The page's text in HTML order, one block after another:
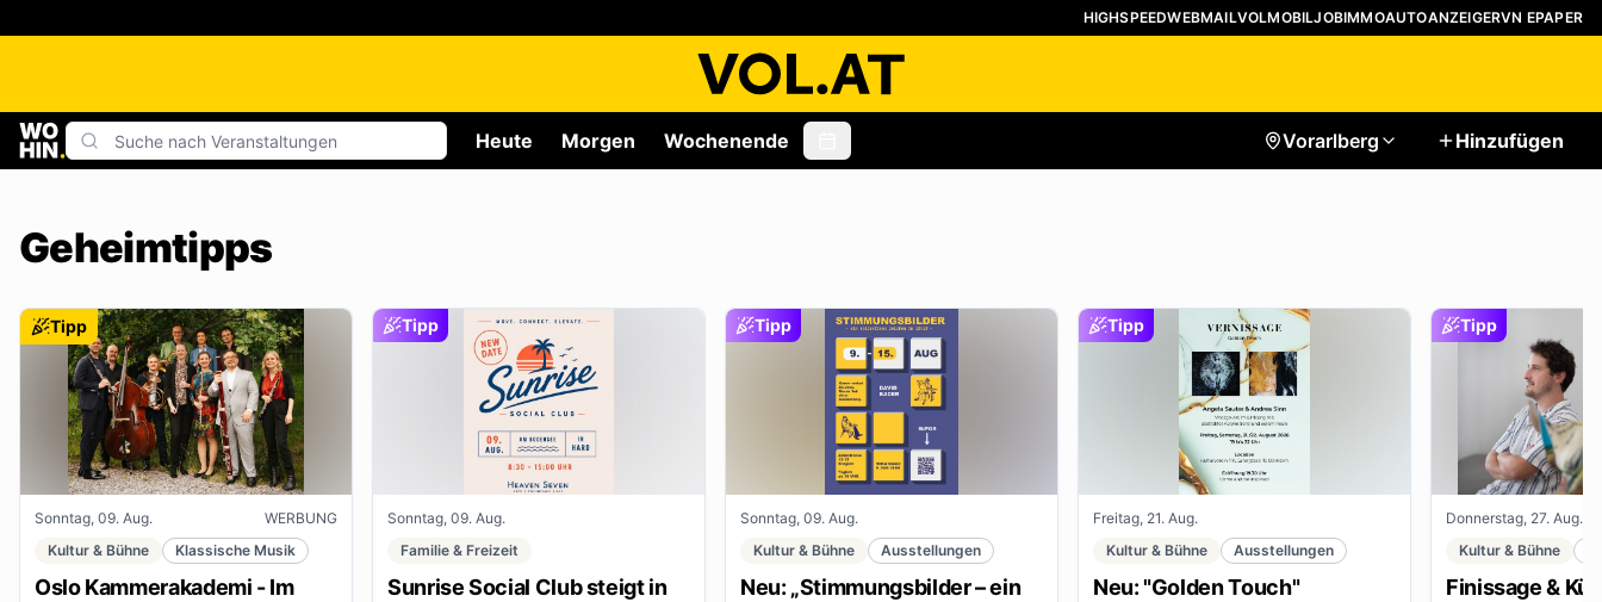
HIGHSPEEDWEBMAILVOLMOBILJOBIMMOAUTOANZEIGERVN EPAPER
Heute Morgen Wochenende Vorarlberg Hinzufügen
Geheimtipps
Tipp
Sonntag, 09. Aug.
WERBUNG
Kultur & Bühne
Klassische Musik
Oslo Kammerakademi - Im
Tipp
Sonntag, 09. Aug.
Familie & Freizeit
Sunrise Social Club steigt in
Tipp
Sonntag, 09. Aug.
Kultur & Bühne
Ausstellungen
Neu: „Stimmungsbilder – ein
Tipp
Freitag, 21. Aug.
Kultur & Bühne
Ausstellungen
Neu: "Golden Touch"
Tipp
Donnerstag, 27. Aug.
Kultur & Bühne
Finissage &